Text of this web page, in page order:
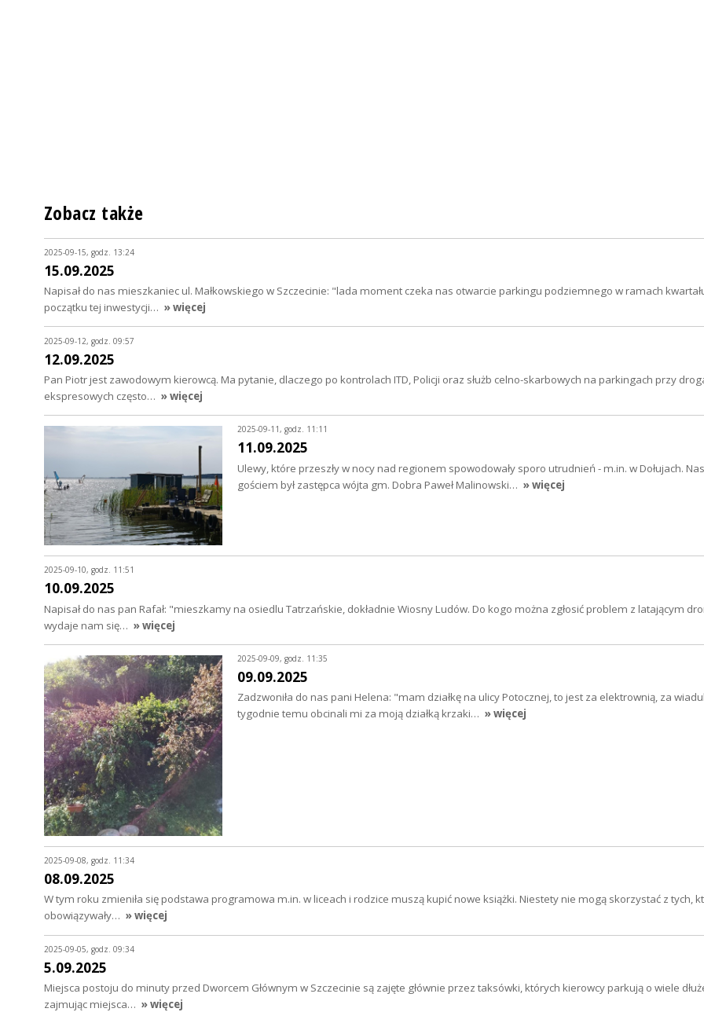
Zobacz także
2025-09-15, godz. 13:24
15.09.2025
Napisał do nas mieszkaniec ul. Małkowskiego w Szczecinie: "lada moment czeka nas otwarcie parkingu podziemnego w ramach
początku tej inwestycji… » więcej
2025-09-12, godz. 09:57
12.09.2025
Pan Piotr jest zawodowym kierowcą. Ma pytanie, dlaczego po kontrolach ITD, Policji oraz służb celno-skarbowych na parkingach przy
ekspresowych często… » więcej
2025-09-11, godz. 11:11
11.09.2025
Ulewy, które przeszły w nocy nad regionem spowodowały sporo utrudnień - m.in. w Dołujach.
gościem był zastępca wójta gm. Dobra Paweł Malinowski… » więcej
2025-09-10, godz. 11:51
10.09.2025
Napisał do nas pan Rafał: "mieszkamy na osiedlu Tatrzańskie, dokładnie Wiosny Ludów. Do kogo można zgłosić problem z latającym
wydaje nam się… » więcej
2025-09-09, godz. 11:35
09.09.2025
Zadzwoniła do nas pani Helena: "mam działkę na ulicy Potocznej, to jest za elektrownią, za
tygodnie temu obcinali mi za moją działką krzaki… » więcej
2025-09-08, godz. 11:34
08.09.2025
W tym roku zmieniła się podstawa programowa m.in. w liceach i rodzice muszą kupić nowe książki. Niestety nie mogą skorzystać z tych,
obowiązywały… » więcej
2025-09-05, godz. 09:34
5.09.2025
Miejsca postoju do minuty przed Dworcem Głównym w Szczecinie są zajęte głównie przez taksówki, których kierowcy parkują o wiele
zajmując miejsca… » więcej